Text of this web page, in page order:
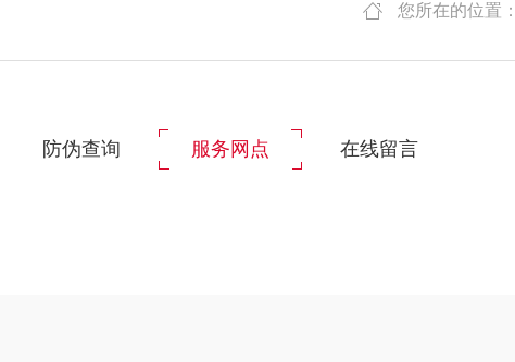
您所在的位置
防伪查询 服务网点 在线留言